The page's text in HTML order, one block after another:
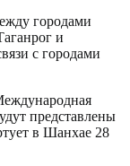
городами
и
с городами
представлены
в Шанхае 28